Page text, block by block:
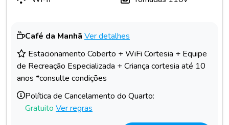
Café da Manhã Ver detalhes
Estacionamento Coberto + WiFi Cortesia + Equipe
de Recreação Especializada + Criança cortesia até 10
anos *consulte condições
Política de Cancelamento do Quarto:
Gratuito Ver regras